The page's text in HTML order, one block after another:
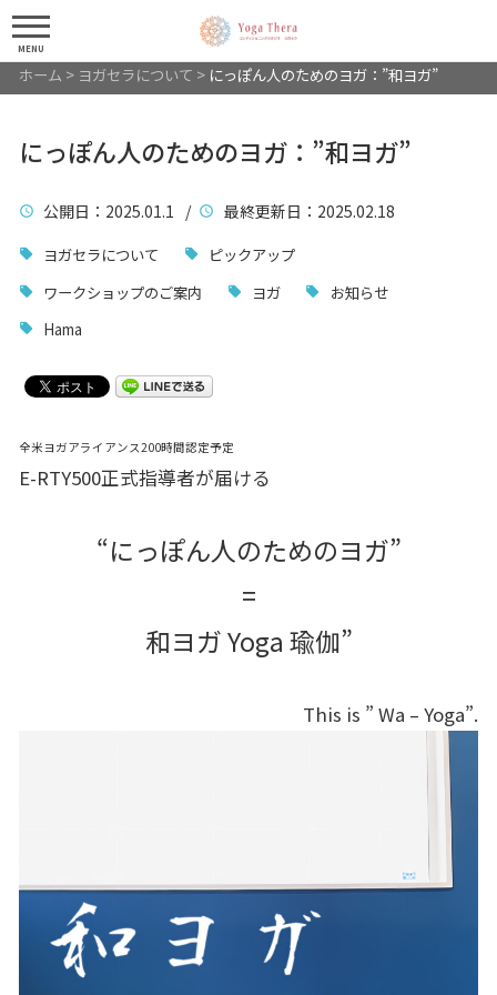
MENU
ホーム > ヨガセラについて > にっぽん人のためのヨガ：”和ヨガ”
にっぽん人のためのヨガ：”和ヨガ”
公開日 ：2025.01.1 / 最終更新日 ：2025.02.18
ヨガセラについて
ピックアップ
ワークショップのご案内
ヨガ
お知らせ
Hama
全米ヨガアライアンス200時間認定予定
E-RTY500正式指導者が届ける
“にっぽん人のためのヨガ”
=
和ヨガ Yoga 瑜伽”
This is ” Wa – Yoga”.